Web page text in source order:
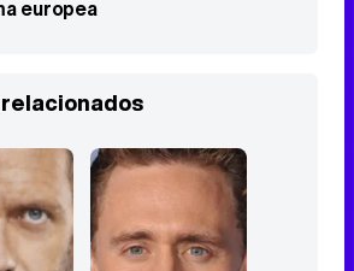
ficha por 'Mañaneros 360' con
estrena 'Una receta para dos',
de Eurovisión 2016
Bang Theory' en Neox ocupa
cinco primeros puestos de
Infinity' tiene los días
la absorberá en una gran